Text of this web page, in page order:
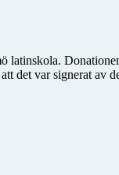
det var signerat av